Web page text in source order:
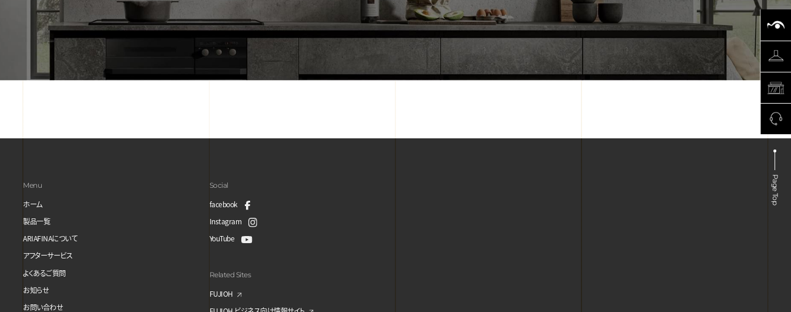
Page Top
Menu
ホーム
製品一覧
ARIAFINAについて
アフターサービス
よくあるご質問
お知らせ
お問い合わせ
Social
facebook
Instagram
YouTube
Related Sites
FUJIOH